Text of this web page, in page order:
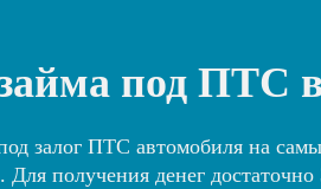
под ПТС
залог ПТС автомобиля на
Для получения денег